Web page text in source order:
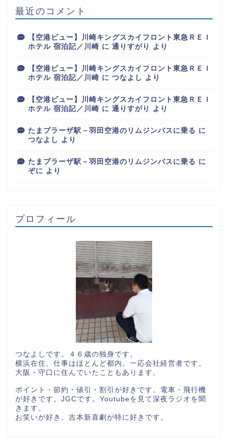
最近のコメント
【空港ビュー】川崎キングスカイフロント東急ＲＥＩ
ホテル 宿泊記／川崎 に 通りすがり より
【空港ビュー】川崎キングスカイフロント東急ＲＥＩ
ホテル 宿泊記／川崎 に つなよし より
【空港ビュー】川崎キングスカイフロント東急ＲＥＩ
ホテル 宿泊記／川崎 に 通りすがり より
たまプラーザ駅－羽田空港のリムジンバスに乗る に
つなよし より
たまプラーザ駅－羽田空港のリムジンバスに乗る に
ぞに より
プロフィール
つなよしです。４６歳の独身です。
横浜在住、仕事はほとんど都内。一応会社経営者です。
大阪・守口に住んでいたこともあります。
ポイント・節約・値引・割引が好きです。電車・飛行機
が好きです。JGCです。Youtubeを見て深夜ラジオを聞
きます。
お笑いが好き。吉本新喜劇が特に好きです。